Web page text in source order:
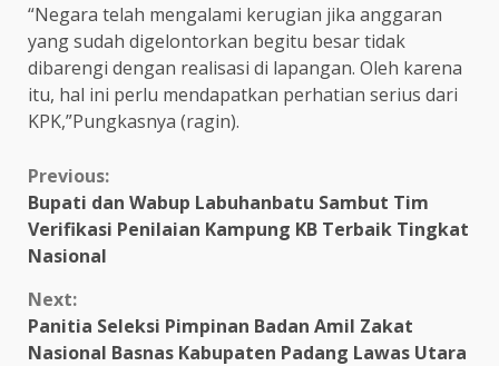
“Negara telah mengalami kerugian jika anggaran
yang sudah digelontorkan begitu besar tidak
dibarengi dengan realisasi di lapangan. Oleh karena
itu, hal ini perlu mendapatkan perhatian serius dari
KPK,”Pungkasnya (ragin).
Continue
Reading
Previous:
Bupati dan Wabup Labuhanbatu Sambut Tim
Verifikasi Penilaian Kampung KB Terbaik Tingkat
Nasional
Next:
Panitia Seleksi Pimpinan Badan Amil Zakat
Nasional Basnas Kabupaten Padang Lawas Utara